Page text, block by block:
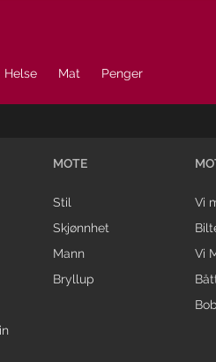
Helse Mat Penger
MOTE
Stil
Skjønnhet
Mann
Bryllup
Vi
Vi